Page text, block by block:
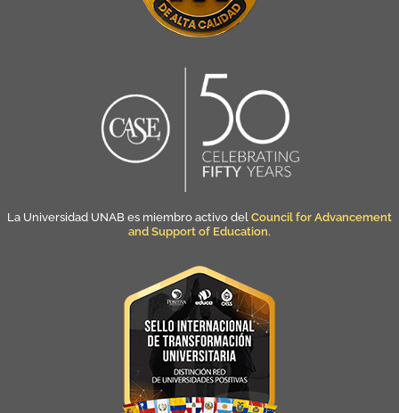
La Universidad UNAB es miembro activo del Council for Advancement
and Support of Education.